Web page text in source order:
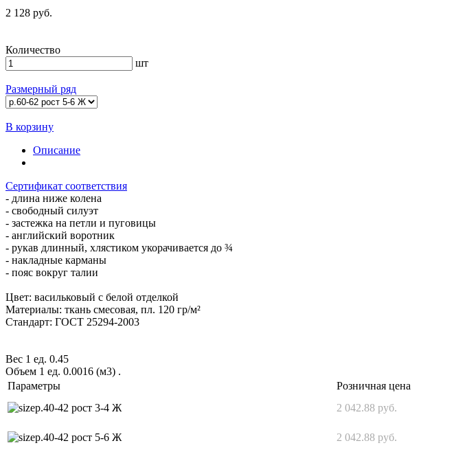
2 128 руб.
Количество
шт
Размерный ряд
В корзину
Описание
Сертификат соответствия
- длина ниже колена
- свободный силуэт
- застежка на петли и пуговицы
- английский воротник
- рукав длинный, хлястиком укорачивается до ¾
- накладные карманы
- пояс вокруг талии
Цвет: васильковый с белой отделкой
Материалы: ткань смесовая, пл. 120 гр/м²
Стандарт: ГОСТ 25294-2003
Вес 1 ед. 0.45
Объем 1 ед. 0.0016 (м3) .
Параметры
Розничная цена
р.40-42 рост 3-4 Ж
2 042.88 руб.
р.40-42 рост 5-6 Ж
2 042.88 руб.